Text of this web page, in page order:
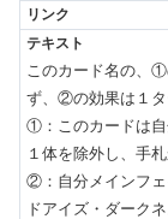
このカード名の、
ず、②の効果は１タ
①：このカードは
１体を除外し、手
②：自分メインフェ
ドアイズ・ダーク